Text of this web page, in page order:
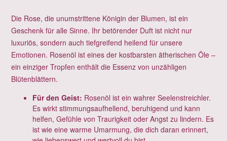
Die Rose, die unumstrittene Königin der Blumen, ist ein
Geschenk für alle Sinne. Ihr betörender Duft ist nicht nur
luxuriös, sondern auch tiefgreifend heilend für unsere
Emotionen. Rosenöl ist eines der kostbarsten ätherischen Öle –
ein einziger Tropfen enthält die Essenz von unzähligen
Blütenblättern.
Für den Geist: Rosenöl ist ein wahrer Seelenstreichler.
Es wirkt stimmungsaufhellend, beruhigend und kann
helfen, Gefühle von Traurigkeit oder Angst zu lindern. Es
ist wie eine warme Umarmung, die dich daran erinnert,